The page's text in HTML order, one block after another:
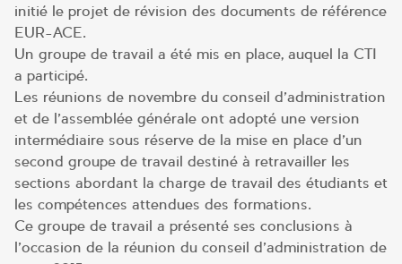
initié le projet de révision des documents de référence
EUR-ACE.
Un groupe de travail a été mis en place, auquel la CTI
a participé.
Les réunions de novembre du conseil d’administration
et de l’assemblée générale ont adopté une version
intermédiaire sous réserve de la mise en place d’un
second groupe de travail destiné à retravailler les
sections abordant la charge de travail des étudiants et
les compétences attendues des formations.
Ce groupe de travail a présenté ses conclusions à
l’occasion de la réunion du conseil d’administration de